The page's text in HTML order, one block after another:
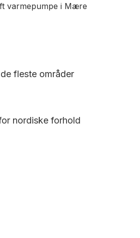
varmepumpe i Mære
fleste områder
nordiske forhold